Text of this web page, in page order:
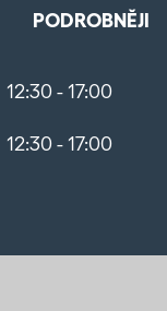
PODROBNĚJI
12:30 - 17:00
12:30 - 17:00